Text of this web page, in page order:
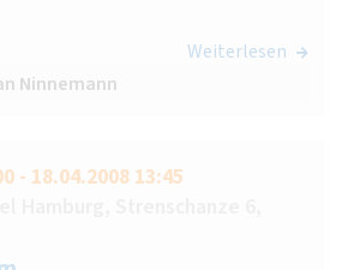
Weiterlesen
Ninnemann
- 18.04.2008 13:45